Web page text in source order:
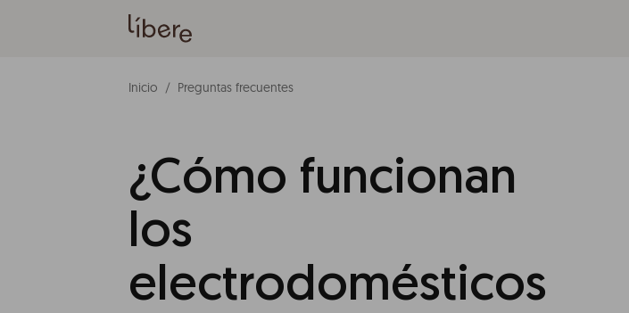
Inicio Preguntas frecuentes
¿Cómo funcionan
los
electrodomésticos